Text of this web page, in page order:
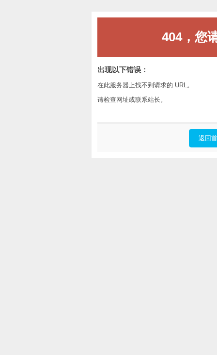
404，您
出现以下错误：
在此服务器上找不到请求的 URL。
请检查网址或联系站长。
返回